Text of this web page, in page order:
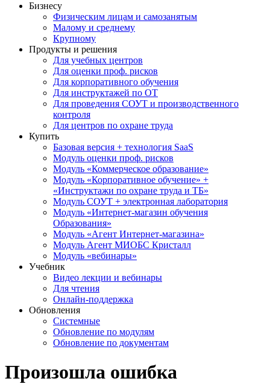
Бизнесу
Физическим лицам и самозанятым
Малому и среднему
Крупному
Продукты и решения
Для учебных центров
Для оценки проф. рисков
Для корпоративного обучения
Для инструктажей по ОТ
Для проведения СОУТ и производственного
контроля
Для центров по охране труда
Купить
Базовая версия + технология SaaS
Модуль оценки проф. рисков
Модуль «Коммерческое образование»
Модуль «Корпоративное обучение» +
«Инструктажи по охране труда и ТБ»
Модуль СОУТ + электронная лаборатория
Модуль «Интернет-магазин обучения
Образования»
Модуль «Агент Интернет-магазина»
Модуль Агент МИОБС Кристалл
Модуль «вебинары»
Учебник
Видео лекции и вебинары
Для чтения
Онлайн-поддержка
Обновления
Системные
Обновление по модулям
Обновление по документам
Произошла ошибка